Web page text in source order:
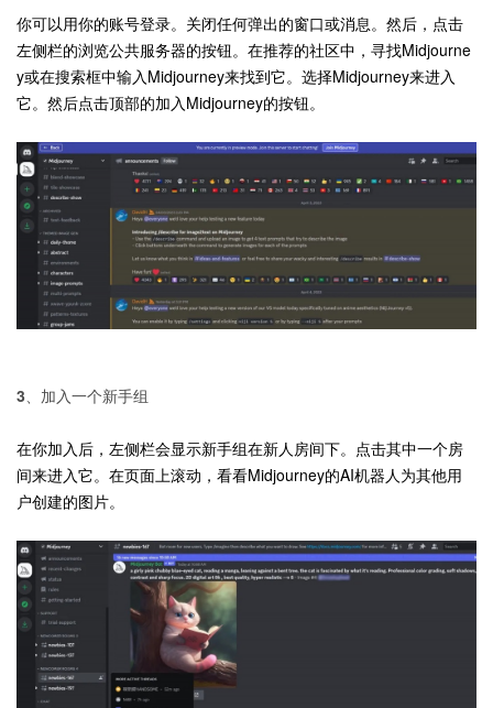
你可以用你的账号登录。关闭任何弹出的窗口或消息。然后，点击
左侧栏的浏览公共服务器的按钮。在推荐的社区中，寻找Midjourne
y或在搜索框中输入Midjourney来找到它。选择Midjourney来进入
它。然后点击顶部的加入Midjourney的按钮。
3、加入一个新手组
在你加入后，左侧栏会显示新手组在新人房间下。点击其中一个房
间来进入它。在页面上滚动，看看Midjourney的AI机器人为其他用
户创建的图片。